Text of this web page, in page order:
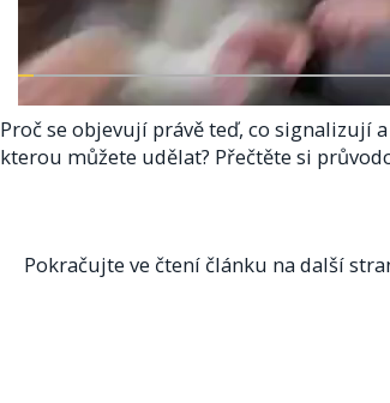
Proč se objevují právě teď, co signalizují
kterou můžete udělat? Přečtěte si
Pokračujte ve čtení článku na další